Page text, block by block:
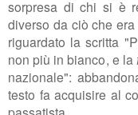
sorpresa di chi si è
diverso da ciò che
riguardato la scritta
non più in bianco, e la
nazionale":
testo fa acquisire al